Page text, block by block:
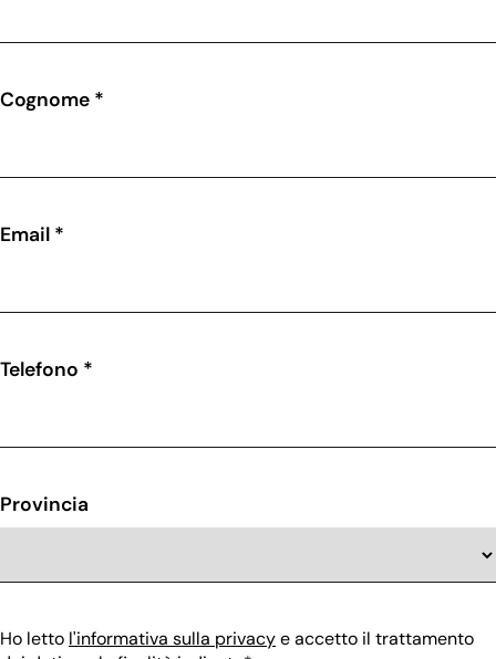
Cognome *
Email *
Telefono *
Provincia
Ho letto l'informativa sulla privacye accetto il trattamento